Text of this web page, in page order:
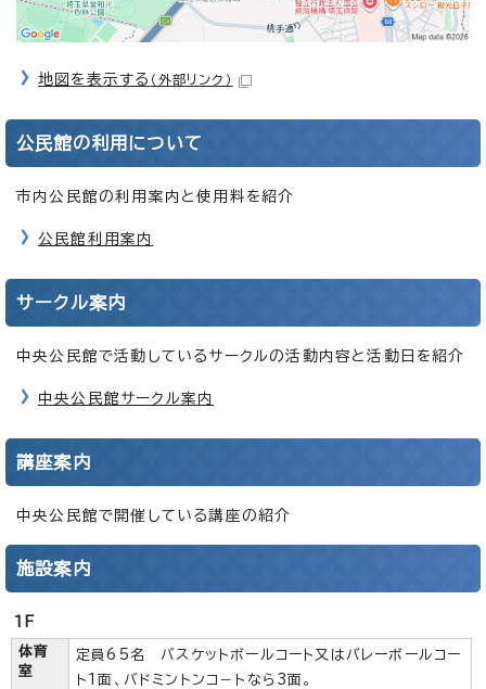
地図を表示する （外部リンク）
公民館の利用について
市内公民館の利用案内と使用料を紹介
公民館利用案内
サークル案内
中央公民館で活動しているサークルの活動内容と活動日を紹介
中央公民館サークル案内
講座案内
中央公民館で開催している講座の紹介
施設案内
1F
体育
室
定員65名 バスケットボールコート又はバレーボールコー
ト1面、バドミントンコ－トなら3面。